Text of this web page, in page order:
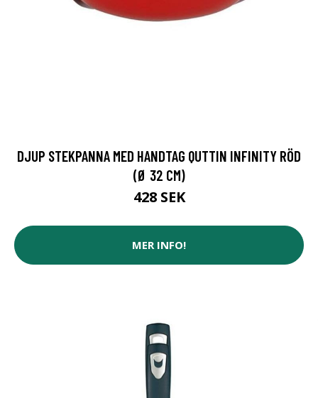
DJUP STEKPANNA MED HANDTAG QUTTIN INFINITY RÖD
(Ø 32 CM)
428 SEK
MER INFO!